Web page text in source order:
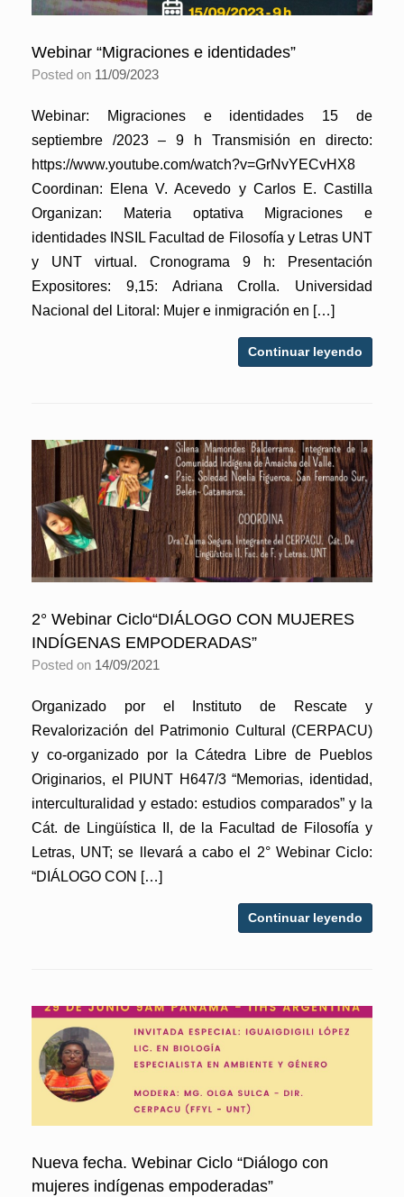
Webinar “Migraciones e identidades”
Posted on 11/09/2023
Webinar: Migraciones e identidades 15 de
septiembre /2023 – 9 h Transmisión en directo:
https://www.youtube.com/watch?v=GrNvYECvHX8
Coordinan: Elena V. Acevedo y Carlos E. Castilla
Organizan: Materia optativa Migraciones e
identidades INSIL Facultad de Filosofía y Letras UNT
y UNT virtual. Cronograma 9 h: Presentación
Expositores: 9,15: Adriana Crolla. Universidad
Nacional del Litoral: Mujer e inmigración en […]
Continuar leyendo
2° Webinar Ciclo“DIÁLOGO CON MUJERES
INDÍGENAS EMPODERADAS”
Posted on 14/09/2021
Organizado por el Instituto de Rescate y
Revalorización del Patrimonio Cultural (CERPACU)
y co-organizado por la Cátedra Libre de Pueblos
Originarios, el PIUNT H647/3 “Memorias, identidad,
interculturalidad y estado: estudios comparados” y la
Cát. de Lingüística II, de la Facultad de Filosofía y
Letras, UNT; se llevará a cabo el 2° Webinar Ciclo:
“DIÁLOGO CON […]
Continuar leyendo
Nueva fecha. Webinar Ciclo “Diálogo con
mujeres indígenas empoderadas”